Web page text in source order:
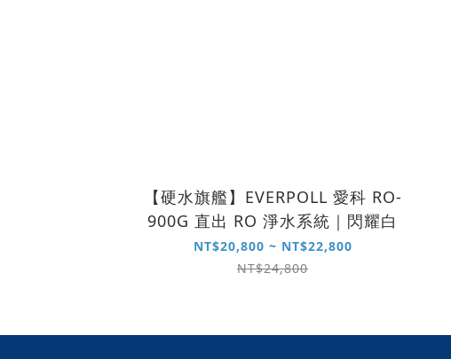
【硬水旗艦】EVERPOLL 愛科 RO-
900G 直出 RO 淨水系統｜閃耀白
NT$20,800 ~ NT$22,800
NT$24,800